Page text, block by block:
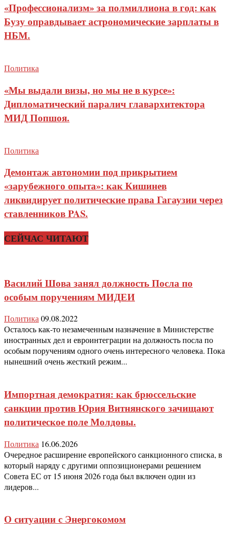
«Профессионализм» за полмиллиона в год: как
Бузу оправдывает астрономические зарплаты в
НБМ.
Политика
«Мы выдали визы, но мы не в курсе»:
Дипломатический паралич главархитектора
МИД Попшоя.
Политика
Демонтаж автономии под прикрытием
«зарубежного опыта»: как Кишинев
ликвидирует политические права Гагаузии через
ставленников PAS.
СЕЙЧАС ЧИТАЮТ
Василий Шова занял должность Посла по
особым поручениям МИДЕИ
Политика09.08.2022
Осталось как-то незамеченным назначение в Министерстве
иностранных дел и евроинтеграции на должность посла по
особым поручениям одного очень интересного человека. Пока
нынешний очень жесткий режим...
Импортная демократия: как брюссельские
санкции против Юрия Витнянского зачищают
политическое поле Молдовы.
Политика 16.06.2026
Очередное расширение европейского санкционного списка, в
который наряду с другими оппозиционерами решением
Совета ЕС от 15 июня 2026 года был включен один из
лидеров...
О ситуации с Энергокомом